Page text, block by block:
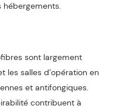
hébergements.
sont largement
les salles d’opération en
et antifongiques.
contribuent à